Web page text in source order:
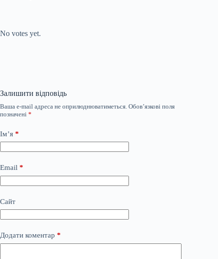
No votes yet.
Залишити відповідь
Ваша e-mail адреса не оприлюднюватиметься. Обов’язкові поля
позначені *
Ім’я *
Email *
Сайт
Додати коментар *